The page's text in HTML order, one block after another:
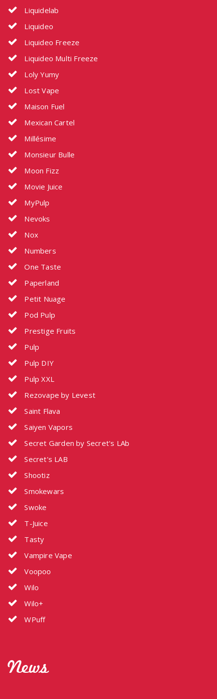
Liquidelab
Liquideo
Liquideo Freeze
Liquideo Multi Freeze
Loly Yumy
Lost Vape
Maison Fuel
Mexican Cartel
Millésime
Monsieur Bulle
Moon Fizz
Movie Juice
MyPulp
Nevoks
Nox
Numbers
One Taste
Paperland
Petit Nuage
Pod Pulp
Prestige Fruits
Pulp
Pulp DIY
Pulp XXL
Rezovape by Levest
Saint Flava
Saiyen Vapors
Secret Garden by Secret's LAb
Secret's LAB
Shootiz
Smokewars
Swoke
T-Juice
Tasty
Vampire Vape
Voopoo
Wilo
Wilo+
WPuff
News